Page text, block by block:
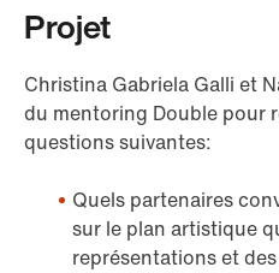
Projet
Christina Gabriela Galli et
du mentoring Double pour
questions suivantes:
Quels partenaires
sur le plan artistique
représentations et